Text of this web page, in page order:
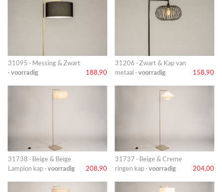
31095 · Messing & Zwart
· voorradig 188,90
31206 · Zwart & Kap van
metaal · voorradig 158,90
31738 · Beige & Beige
Lampion kap · voorradig 208,90
31737 · Beige & Creme
ringen kap · voorradig 204,00